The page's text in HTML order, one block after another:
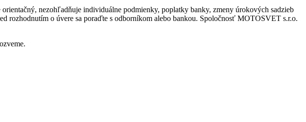
nezohľadňuje individuálne podmienky, poplatky banky, zmeny úrokových sadzieb
rozhodnutím o úvere sa poraďte s odborníkom alebo bankou. Spoločnosť MOTOSVET s.r.o.